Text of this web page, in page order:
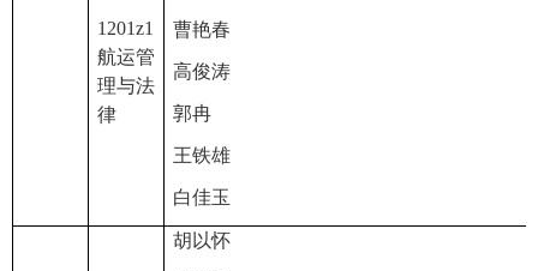
1201z1
航运管
理与法
律
曹艳春
高俊涛
郭冉
王铁雄
白佳玉
胡以怀